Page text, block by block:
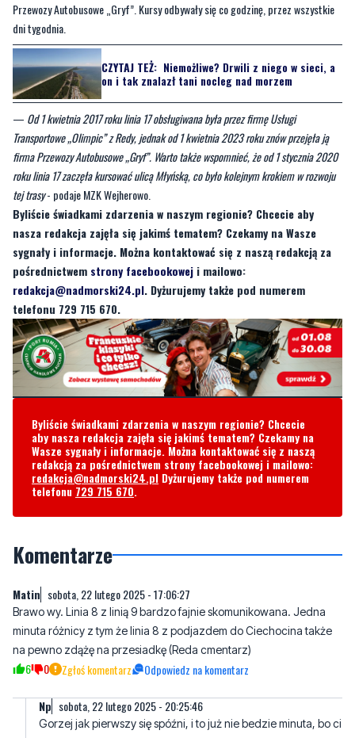
Przewozy Autobusowe „Gryf”. Kursy odbywały się co godzinę, przez wszystkie
dni tygodnia.
CZYTAJ TEŻ: Niemożliwe? Drwili z niego w sieci, a
on i tak znalazł tani nocleg nad morzem
— Od 1 kwietnia 2017 roku linia 17 obsługiwana była przez firmę Usługi
Transportowe „Olimpic” z Redy, jednak od 1 kwietnia 2023 roku znów przejęła ją
firma Przewozy Autobusowe „Gryf”. Warto także wspomnieć, że od 1 stycznia 2020
roku linia 17 zaczęła kursować ulicą Młyńską, co było kolejnym krokiem w rozwoju
tej trasy- podaje MZK Wejherowo.
Byliście świadkami zdarzenia w naszym regionie? Chcecie aby
nasza redakcja zajęła się jakimś tematem? Czekamy na Wasze
sygnały i informacje. Można kontaktować się z naszą redakcją za
pośrednictwem strony facebookowej i mailowo:
redakcja@nadmorski24.pl. Dyżurujemy także pod numerem
telefonu 729 715 670.
Byliście świadkami zdarzenia w naszym regionie? Chcecie
aby nasza redakcja zajęła się jakimś tematem? Czekamy na
Wasze sygnały i informacje. Można kontaktować się z naszą
redakcją za pośrednictwem strony facebookowej i mailowo:
redakcja@nadmorski24.pl Dyżurujemy także pod numerem
telefonu 729 715 670.
Komentarze
Matin sobota, 22 lutego 2025 - 17:06:27
Brawo wy. Linia 8 z linią 9 bardzo fajnie skomunikowana. Jedna
minuta różnicy z tym że linia 8 z podjazdem do Ciechocina także
na pewno zdążę na przesiadkę (Reda cmentarz)
6 0 Zgłoś komentarz Odpowiedz na komentarz
Np sobota, 22 lutego 2025 - 20:25:46
Gorzej jak pierwszy się spóźni, i to już nie bedzie minuta, bo ci